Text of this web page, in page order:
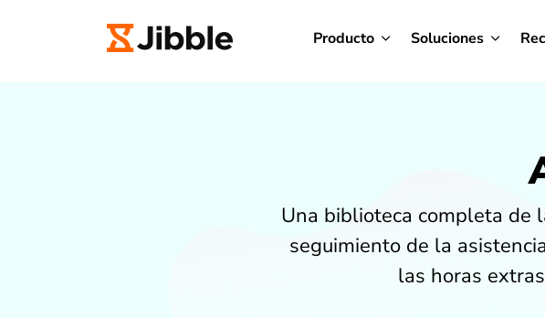
Producto Soluciones
Una biblioteca completa de
seguimiento de la
las horas